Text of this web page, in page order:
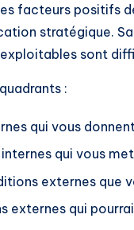
facteurs positifs
stratégique.
sont
:
qui vous
qui vous
externes que
externes qui